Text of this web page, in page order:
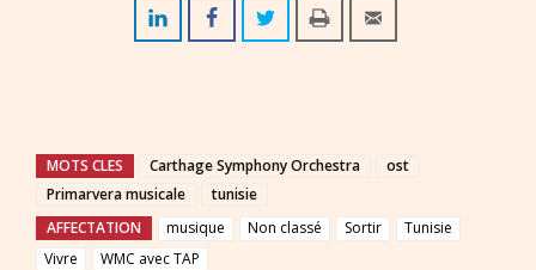
MOTS CLES Carthage Symphony Orchestra
ost
Primarvera musicale
tunisie
AFFECTATION
musique Non classé Sortir
Tunisie
Vivre
WMC avec TAP